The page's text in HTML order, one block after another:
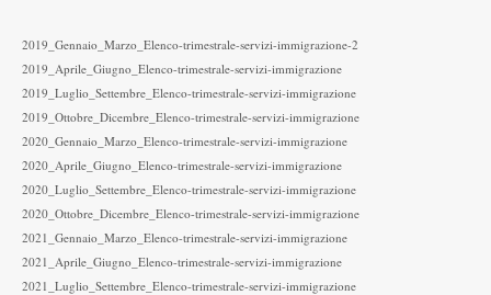
2019_Gennaio_Marzo_Elenco-trimestrale-servizi-immigrazione-2
2019_Aprile_Giugno_Elenco-trimestrale-servizi-immigrazione
2019_Luglio_Settembre_Elenco-trimestrale-servizi-immigrazione
2019_Ottobre_Dicembre_Elenco-trimestrale-servizi-immigrazione
2020_Gennaio_Marzo_Elenco-trimestrale-servizi-immigrazione
2020_Aprile_Giugno_Elenco-trimestrale-servizi-immigrazione
2020_Luglio_Settembre_Elenco-trimestrale-servizi-immigrazione
2020_Ottobre_Dicembre_Elenco-trimestrale-servizi-immigrazione
2021_Gennaio_Marzo_Elenco-trimestrale-servizi-immigrazione
2021_Aprile_Giugno_Elenco-trimestrale-servizi-immigrazione
2021_Luglio_Settembre_Elenco-trimestrale-servizi-immigrazione